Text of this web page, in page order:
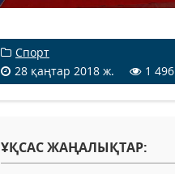
Спорт
28 қаңтар 2018 ж.
1 496
ҰҚСАС ЖАҢАЛЫҚТАР: